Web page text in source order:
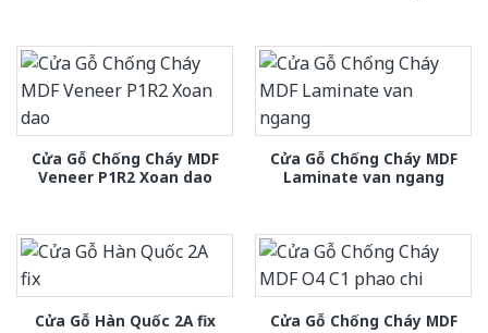
Cửa Gỗ Chống Cháy MDF
Veneer P1R2 Xoan dao
Cửa Gỗ Chống Cháy MDF
Laminate van ngang
Cửa Gỗ Hàn Quốc 2A fix
Cửa Gỗ Chống Cháy MDF